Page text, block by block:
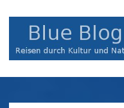
Navigation